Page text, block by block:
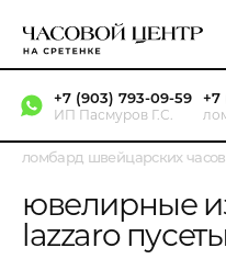
+7 (903) 793-09-59
ИП Пасмуров Г.С.
+7
ломбард швейцарских
ювелирные
lazzaro